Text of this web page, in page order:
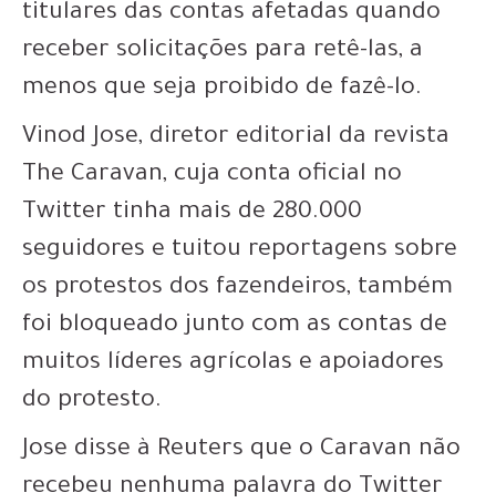
titulares das contas afetadas quando
receber solicitações para retê-las, a
menos que seja proibido de fazê-lo.
Vinod Jose, diretor editorial da revista
The Caravan, cuja conta oficial no
Twitter tinha mais de 280.000
seguidores e tuitou reportagens sobre
os protestos dos fazendeiros, também
foi bloqueado junto com as contas de
muitos líderes agrícolas e apoiadores
do protesto.
Jose disse à Reuters que o Caravan não
recebeu nenhuma palavra do Twitter